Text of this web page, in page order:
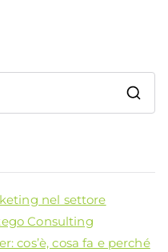
nel settore
Consulting
cos’è, cosa fa e perché